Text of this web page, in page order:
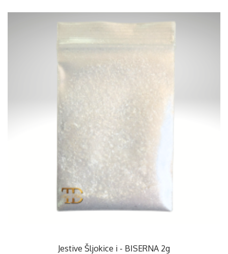
Jestive Šljokice i - BISERNA 2g